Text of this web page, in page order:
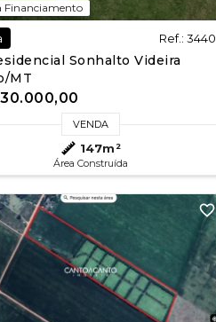
Financiamento
Ref.: 3440
Sonhalto Videira
MT
VENDA
147m²
Área Construída